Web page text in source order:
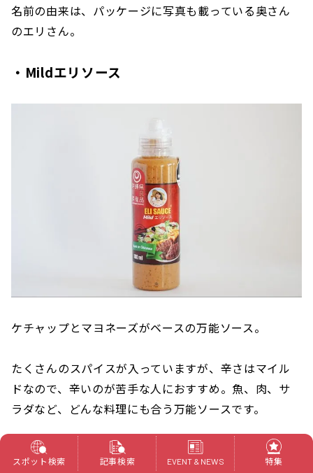
名前の由来は、パッケージに写真も載っている奥さん
のエリさん。
・Mildエリソース
ケチャップとマヨネーズがベースの万能ソース。
たくさんのスパイスが入っていますが、辛さはマイル
ドなので、辛いのが苦手な人におすすめ。魚、肉、サ
ラダなど、どんな料理にも合う万能ソースです。
・Lemonエリソース
スポット検索 記事検索 EVENT & NEWS 特集